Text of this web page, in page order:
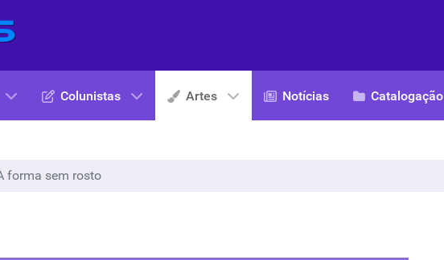
Colunistas Artes Notícias Catalogação
forma sem rosto